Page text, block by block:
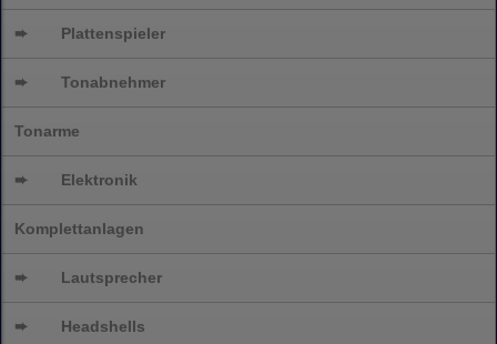
➨ Plattenspieler
➨ Tonabnehmer
Tonarme
➨ Elektronik
Komplettanlagen
➨ Lautsprecher
➨ Headshells